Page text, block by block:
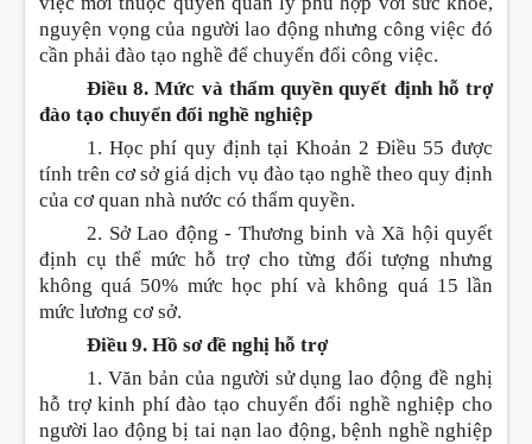
nguyện vọng của người lao động nhưng công việc đó
cần phải đào tạo nghề để chuyển đổi công việc.
Điều 8. Mức và thẩm quyền quyết định hỗ trợ
đào tạo chuyển đổi nghề nghiệp
1. Học phí quy định tạiKhoản 2 Điều 55 được
tính trên cơ sở giá dịch vụ đào tạo nghề theo quy định
của cơ quan nhà nước có thẩm quyền.
2. Sở Lao động - Thương binh và Xã hội quyết
định cụ thể mức hỗ trợ cho từng đối tượng nhưng
không quá 50% mức học phí và không quá 15 lần
mức lương cơ sở.
Điều 9. Hồ sơ đề nghị hỗ trợ
1. Văn bản của người sử dụng lao động đề nghị
hỗ trợ kinh phí đào tạo chuyển đổi nghề nghiệp cho
người lao động bị tai nạn lao động, bệnh nghề nghiệp